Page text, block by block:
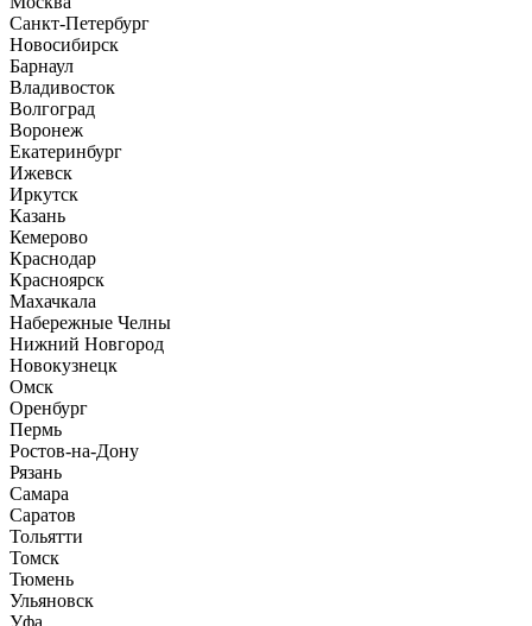
Санкт-Петербург
Новосибирск
Барнаул
Владивосток
Волгоград
Воронеж
Екатеринбург
Ижевск
Иркутск
Казань
Кемерово
Краснодар
Красноярск
Махачкала
Набережные Челны
Нижний Новгород
Новокузнецк
Омск
Оренбург
Пермь
Ростов-на-Дону
Рязань
Самара
Саратов
Тольятти
Томск
Тюмень
Ульяновск
Уфа